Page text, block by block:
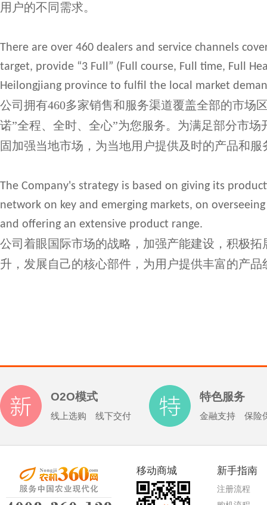
用户的不同需求。
There are over 460 dealers and service channels
target, provide “3 Full” (Full course, Full time, Full
Heilongjiang province to fulfil the local market
公司拥有460多家销售和服务渠道覆盖全部的市场
诺”全程、全时、全心”为您服务。为满足部分市
固加强当地市场，为当地用户提供及时的产品和服
The Company's strategy is based on giving its
network on key and emerging markets, on
and offering an extensive product range.
公司着眼国际市场的战略，加强产能建设，积极
升，发展自己的核心部件，为用户提供丰富的产品
O2O模式
线上选购 线下交付
特色服务
金融支持 保险
移动商城 新手指南
注册流程